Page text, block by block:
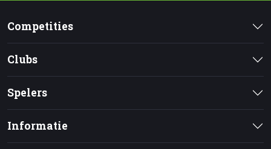
Competities
Clubs
Spelers
Informatie